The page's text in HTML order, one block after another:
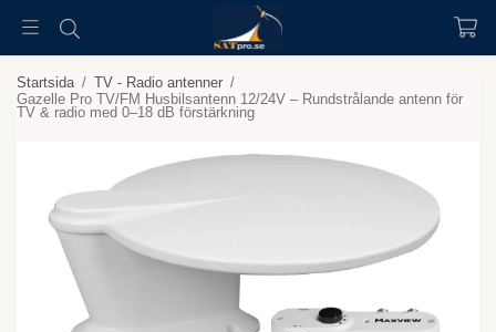
Startsida / TV - Radio antenner /
Gazelle Pro TV/FM Husbilsantenn 12/24V – Rundstrålande antenn för
TV & radio med 0–18 dB förstärkning